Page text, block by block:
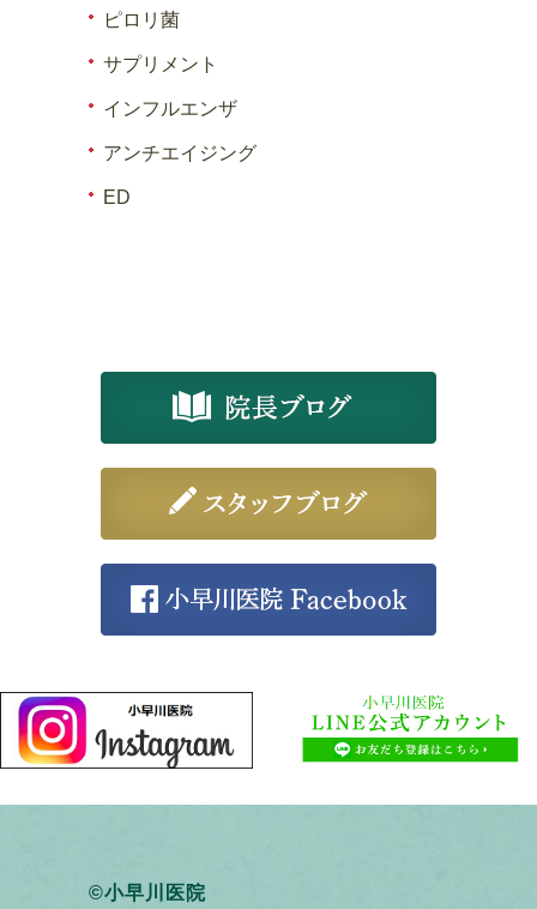
ピロリ菌
サプリメント
インフルエンザ
アンチエイジング
ED
©小早川医院